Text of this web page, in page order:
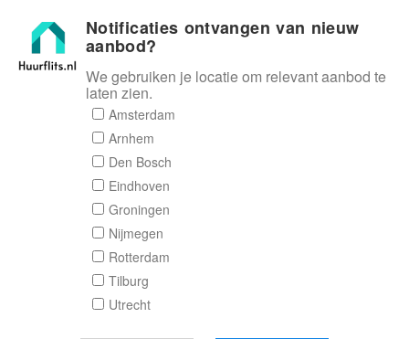
Huurflits
Reactieformulier
Huurflits
Verstuur je bericht
Door een bericht te sturen kom je in contact met de
aanbieder of makelaar van de woning.
Notificaties ontvangen van nieuw
aanbod?
We gebruiken je locatie om relevant aanbod te
laten zien.
Amsterdam
Arnhem
Den Bosch
Eindhoven
Groningen
Nijmegen
Rotterdam
Tilburg
Utrecht